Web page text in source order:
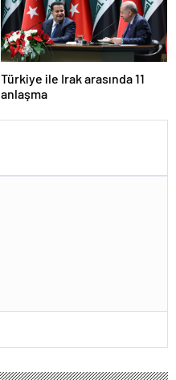
Türkiye ile Irak arasında 11
anlaşma